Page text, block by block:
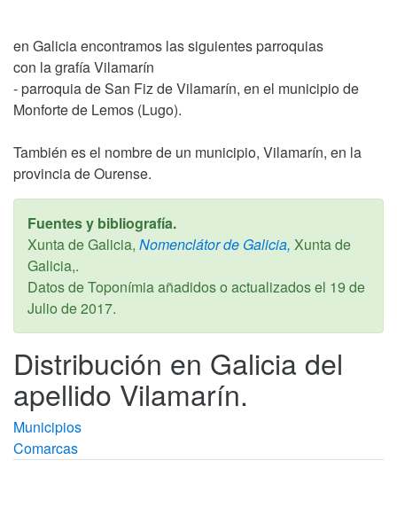
en Galicia encontramos las siguientes parroquias
con la grafía Vilamarín
- parroquia de San Fiz de Vilamarín, en el municipio de
Monforte de Lemos (Lugo).
También es el nombre de un municipio, Vilamarín, en la
provincia de Ourense.
Fuentes y bibliografía.
Xunta de Galicia, Nomenclátor de Galicia, Xunta de
Galicia,.
Datos de Toponímia añadidos o actualizados el 19 de
Julio de 2017.
Distribución en Galicia del
apellido Vilamarín.
Municipios
Comarcas